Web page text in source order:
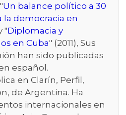
Un balance político a 30
la democracia en
"Diplomacia y
en Cuba" (2011), Sus
han sido publicadas
español.
en Clarín, Perfil,
de Argentina. Ha
internacionales en